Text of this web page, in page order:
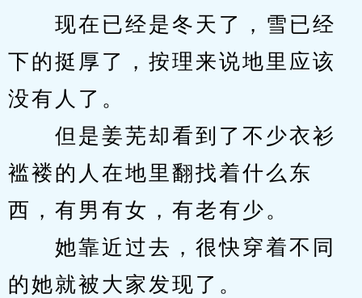
现在已经是冬天了，雪已经
下的挺厚了，按理来说地里应该
没有人了。
但是姜芜却看到了不少衣衫
褴褛的人在地里翻找着什么东
西，有男有女，有老有少。
她靠近过去，很快穿着不同
的她就被大家发现了。